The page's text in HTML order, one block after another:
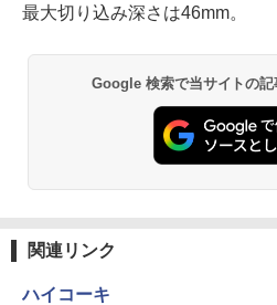
最大切り込み深さは46mm。
Google 検索で当サイトの
関連リンク
ハイコーキ